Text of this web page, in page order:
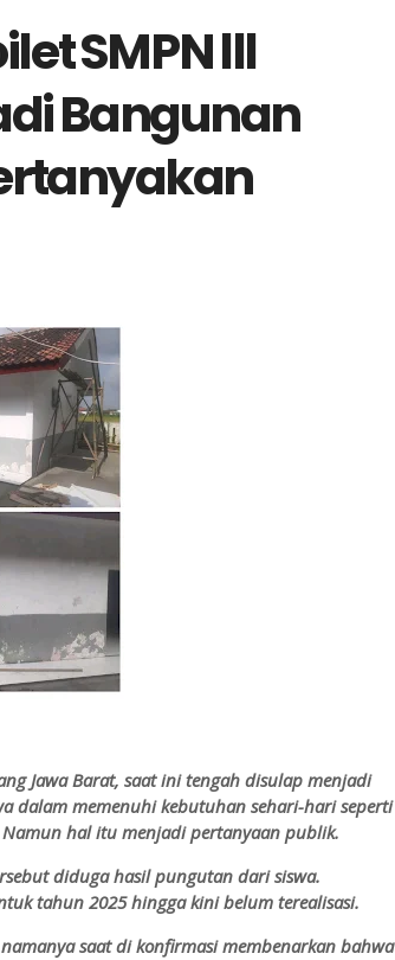
SMPN lll
Bangunan
Jawa Barat, saat ini tengah disulap menjadi
dalam memenuhi kebutuhan sehari-hari seperti
hal itu menjadi pertanyaan publik.
diduga hasil pungutan dari siswa.
tahun 2025 hingga kini belum terealisasi.
saat di konfirmasi membenarkan bahwa